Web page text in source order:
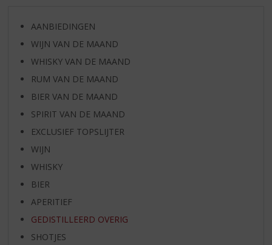
AANBIEDINGEN
WIJN VAN DE MAAND
WHISKY VAN DE MAAND
RUM VAN DE MAAND
BIER VAN DE MAAND
SPIRIT VAN DE MAAND
EXCLUSIEF TOPSLIJTER
WIJN
WHISKY
BIER
APERITIEF
GEDISTILLEERD OVERIG
SHOTJES